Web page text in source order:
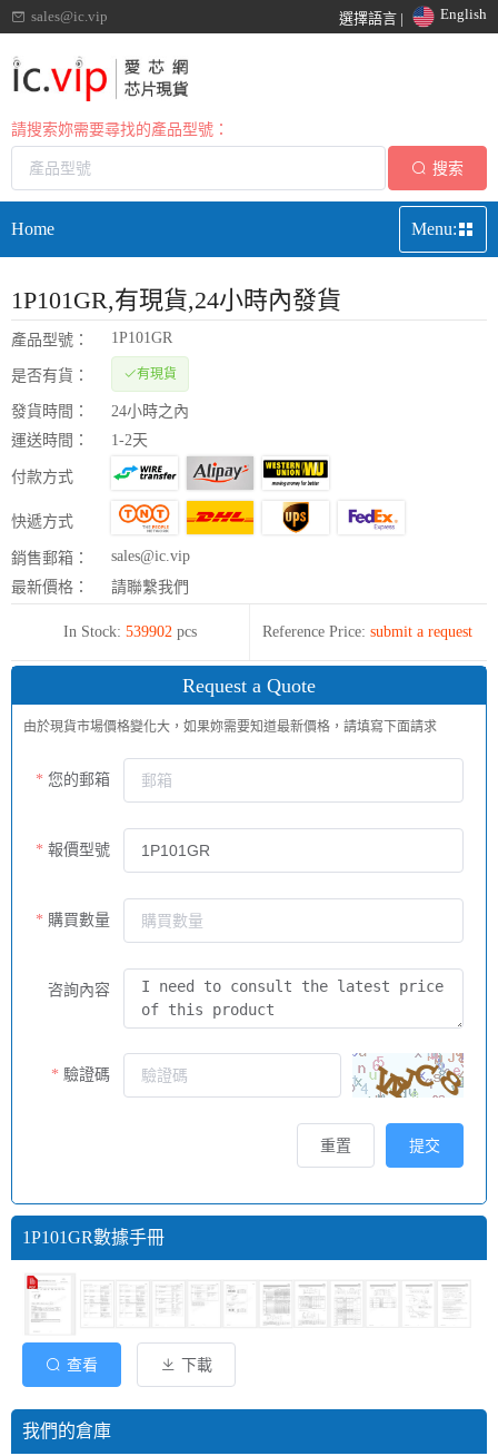
sales@ic.vip 選擇語言 | English
請搜索妳需要尋找的產品型號：
搜索
Home Menu:
1P101GR,有現貨,24小時內發貨
產品型號： 1P101GR
是否有貨： 有現貨
發貨時間：
24小時之內
運送時間：
1-2天
付款方式
快遞方式
銷售郵箱：
sales@ic.vip
最新價格：
請聯繫我們
In Stock: 539902 pcs Reference Price: submit a request
Request a Quote
由於現貨市場價格變化大，如果妳需要知道最新價格，請填寫下面請求
您的郵箱
報價型號
購買數量
咨詢內容
驗證碼
提交
重置
1P101GR數據手冊
查看 下載
我們的倉庫